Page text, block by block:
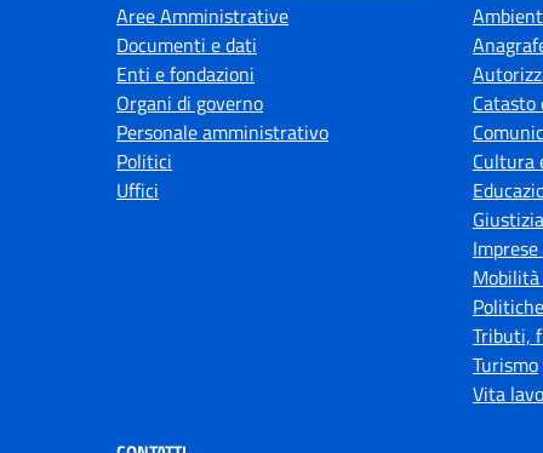
Aree Amministrative
Documenti e dati
Enti e fondazioni
Organi di governo
Personale amministrativo
Politici
Uffici
Cultura
Tributi,
Turismo
Vita